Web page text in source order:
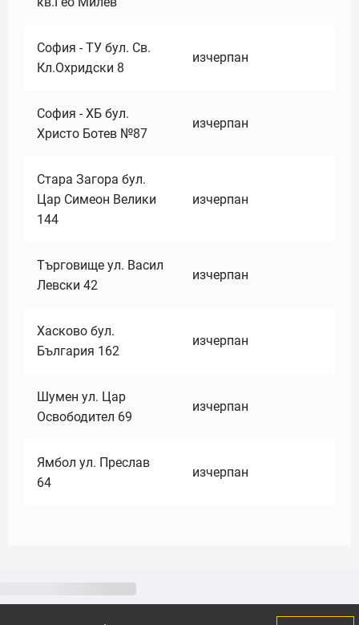
София - ТУ бул. Св.
Кл.Охридски 8
изчерпан
София - ХБ бул.
Христо Ботев №87
изчерпан
Стара Загора бул.
Цар Симеон Велики
144
изчерпан
Търговище ул. Васил
Левски 42
изчерпан
Хасково бул.
България 162
изчерпан
Шумен ул. Цар
Освободител 69
изчерпан
Ямбол ул. Преслав
64
изчерпан